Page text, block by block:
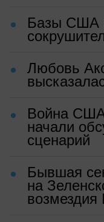
Базы США
Любовь
Война
начали
сценарий
Бывшая
на